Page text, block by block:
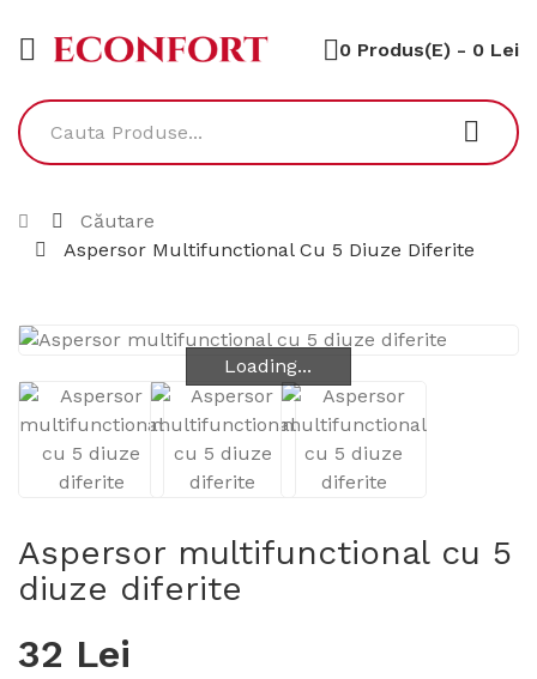
0 Produs(e) - 0 Lei
Căutare
Aspersor Multifunctional Cu 5 Diuze Diferite
Loading...
Loading...
Aspersor multifunctional cu 5
diuze diferite
32 Lei